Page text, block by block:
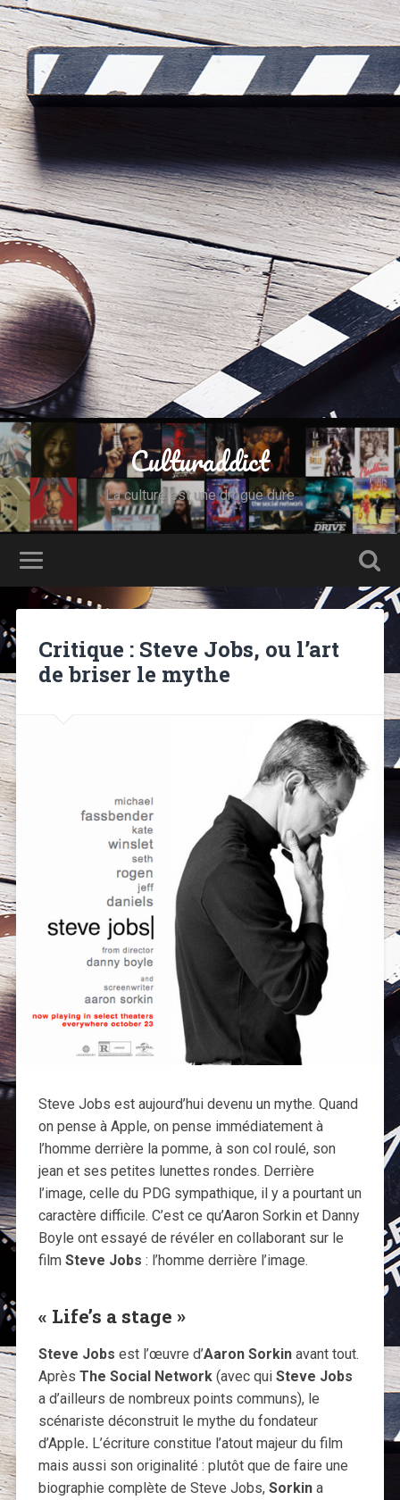
Culturaddict
La culture est une drogue dure
Critique : Steve Jobs, ou l’art
de briser le mythe
Steve Jobs est aujourd’hui devenu un mythe. Quand
on pense à Apple, on pense immédiatement à
l’homme derrière la pomme, à son col roulé, son
jean et ses petites lunettes rondes. Derrière
l’image, celle du PDG sympathique, il y a pourtant un
caractère difficile. C’est ce qu’Aaron Sorkin et Danny
Boyle ont essayé de révéler en collaborant sur le
film Steve Jobs : l’homme derrière l’image.
« Life’s a stage »
Steve Jobs est l’œuvre d’Aaron Sorkinavant tout.
Après The Social Network (avec qui Steve Jobs
a d’ailleurs de nombreux points communs), le
scénariste déconstruit le mythe du fondateur
d’Apple. L’écriture constitue l’atout majeur du film
mais aussi son originalité : plutôt que de faire une
biographie complète de Steve Jobs, Sorkina